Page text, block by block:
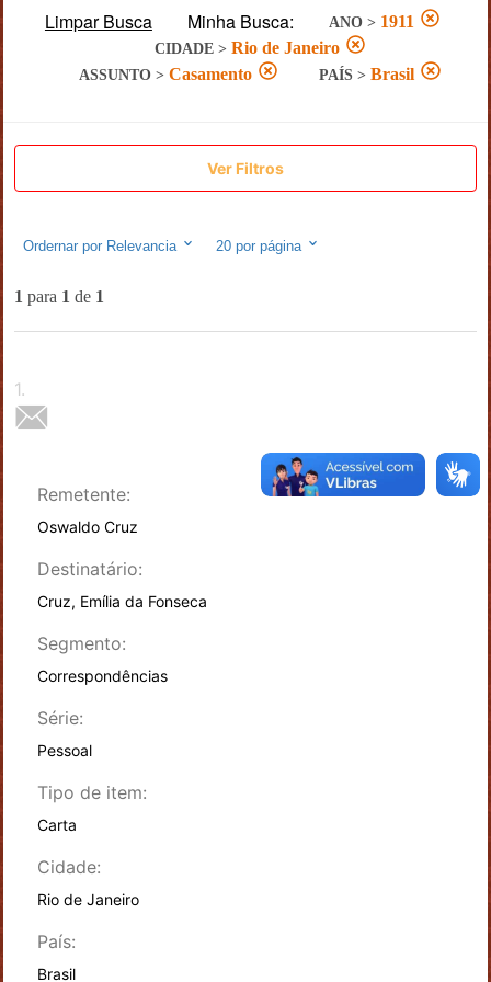
Limpar Busca Minha Busca: ANO> 1911
CIDADE> Rio de Janeiro
ASSUNTO > Casamento PAÍS > Brasil
Ver Filtros
Ordernar por Relevancia 20por página
1 para 1 de 1
1.
Remetente:
Oswaldo Cruz
Destinatário:
Cruz, Emília da Fonseca
Segmento:
Correspondências
Série:
Pessoal
Tipo de item:
Carta
Cidade:
Rio de Janeiro
País:
Brasil